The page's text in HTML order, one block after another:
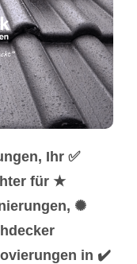
Ihr ✅
für ★
✺
in ✔️